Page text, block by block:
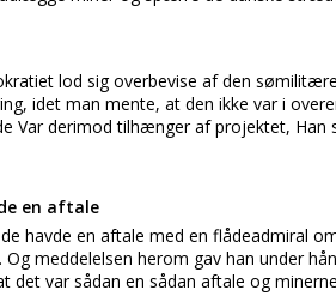
lod sig overbevise af den
idet man mente, at den ikke var i
Var derimod tilhænger af projektet, Han
en aftale
havde en aftale med en flådeadmiral
meddelelsen herom gav han under
det var sådan en sådan aftale og